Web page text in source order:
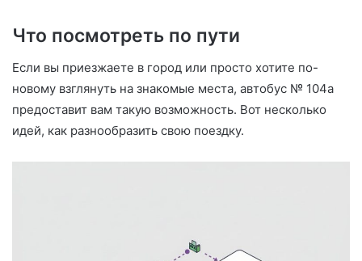
Что посмотреть по пути
Если вы приезжаете в город или просто хотите по-
новому взглянуть на знакомые места, автобус № 104а
предоставит вам такую возможность. Вот несколько
идей, как разнообразить свою поездку.